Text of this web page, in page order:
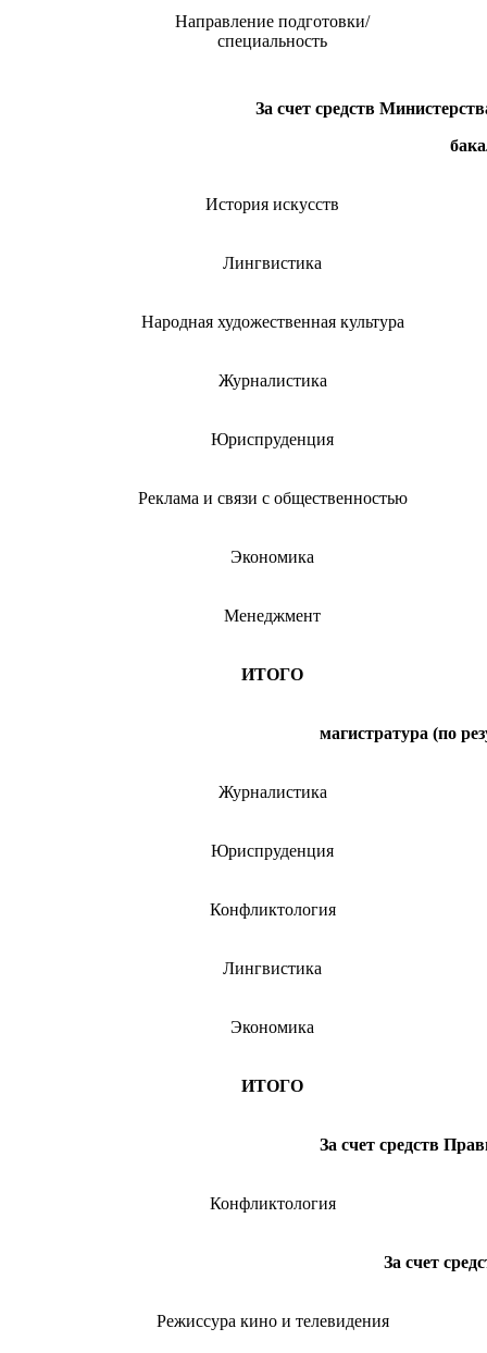
Направление подготовки/
специальность
За счет средств
История искусств
Лингвистика
Народная художественная культура
Журналистика
Юриспруденция
Реклама и связи с общественностью
Экономика
Менеджмент
ИТОГО
магистратура (по
Журналистика
Юриспруденция
Конфликтология
Лингвистика
Экономика
ИТОГО
За счет средств
Конфликтология
За счет
Режиссура кино и телевидения